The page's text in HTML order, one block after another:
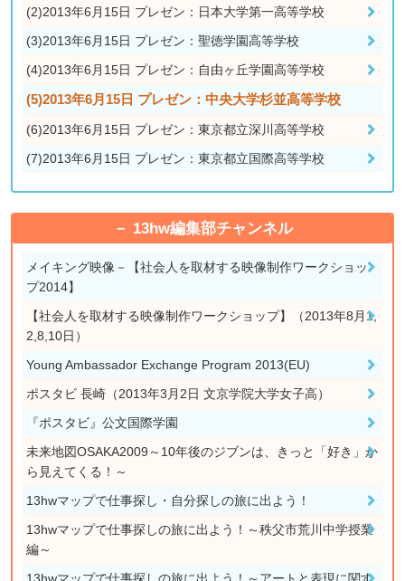
(2)2013年6月15日 プレゼン：日本大学第一高等学校
(3)2013年6月15日 プレゼン：聖徳学園高等学校
(4)2013年6月15日 プレゼン：自由ヶ丘学園高等学校
(5)2013年6月15日 プレゼン：中央大学杉並高等学校
(6)2013年6月15日 プレゼン：東京都立深川高等学校
(7)2013年6月15日 プレゼン：東京都立国際高等学校
13hw編集部チャンネル
メイキング映像－【社会人を取材する映像制作ワークショッ
プ2014】
【社会人を取材する映像制作ワークショップ】（2013年8月1,
2,8,10日）
Young Ambassador Exchange Program 2013(EU)
ポスタビ 長崎（2013年3月2日 文京学院大学女子高）
『ポスタビ』公文国際学園
未来地図OSAKA2009～10年後のジブンは、きっと「好き」か
ら見えてくる！～
13hwマップで仕事探し・自分探しの旅に出よう！
13hwマップで仕事探しの旅に出よう！～秩父市荒川中学授業
編～